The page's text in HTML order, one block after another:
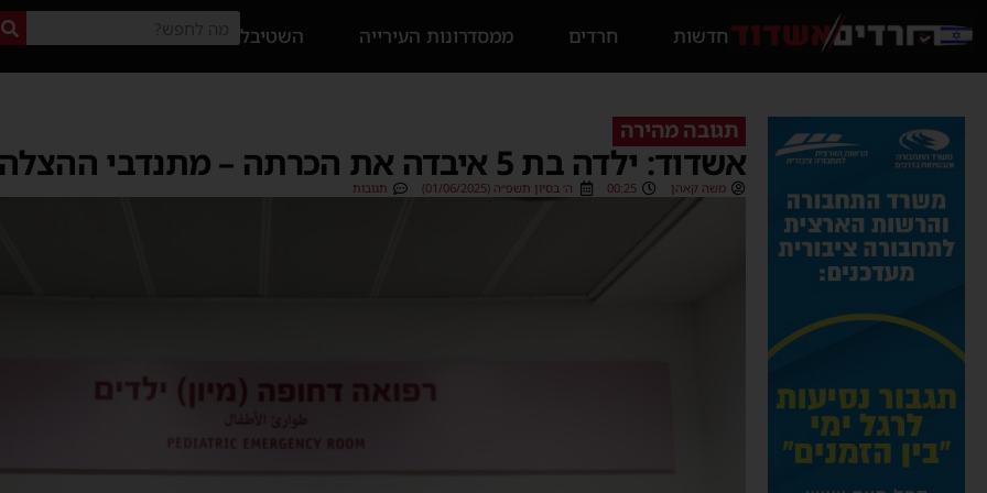
חדשות חרדים ממסדרונות העירייה השטיבל
תגובה מהירה
אשדוד: ילדה בת 5 איבדה את הכרתה – מתנדבי ההצלה הצילו את חייה
משה קאהן 00:25 ה׳ בסיון תשפ״ה (01/06/2025) תגובות